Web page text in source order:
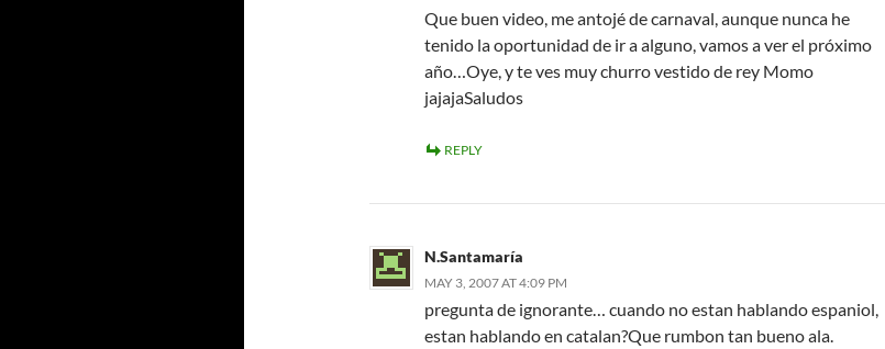
Que buen video, me antojé de carnaval, aunque nunca he
tenido la oportunidad de ir a alguno, vamos a ver el próximo
año…Oye, y te ves muy churro vestido de rey Momo
jajajaSaludos
REPLY
N.Santamaría
MAY 3, 2007 AT 4:09 PM
pregunta de ignorante… cuando no estan hablando espaniol,
estan hablando en catalan?Que rumbon tan bueno ala.